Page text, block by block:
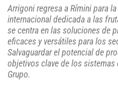
Arrigoni regresa a Rímini para
internacional dedicada a las
se centra en las soluciones de
eficaces y versátiles para los
Salvaguardar el potencial de
objetivos clave de los
Grupo.